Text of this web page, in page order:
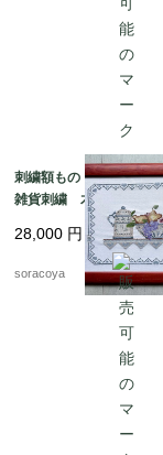
刺繍額もの キッチン
雑貨刺繍 木製フレー
ム ポット ボール
ピッチャー フルー
ツ 12oter19
28,000 円
soracoya